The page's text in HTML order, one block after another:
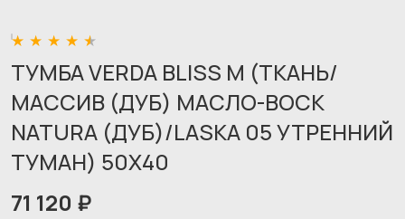
ТУМБА VERDA BLISS M (ТКАНЬ/
МАССИВ (ДУБ) МАСЛО-ВОСК
NATURA (ДУБ)/LASKA 05 УТРЕННИЙ
ТУМАН) 50X40
71 120 ₽